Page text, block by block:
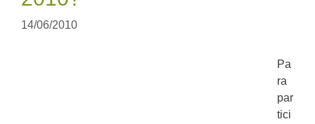
14/06/2010
Pa
ra
par
tici